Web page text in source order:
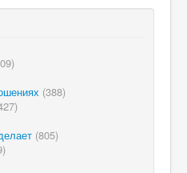
(388)
(805)